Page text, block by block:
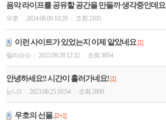
음악 라이프를 공유할 공간을 만들까 생각중인데요
우호
2024.08.09 10:28 조회 2105
이런 사이트가 있었는지 이제 알았네요[1]
릴리슈슈
2023.09.28 12:32 조회 3054
안녕하세요!! 시간이 흘러가네요![1]
노니3
2023.08.25 10:54 조회 2860
우호의 선물.[2+1]